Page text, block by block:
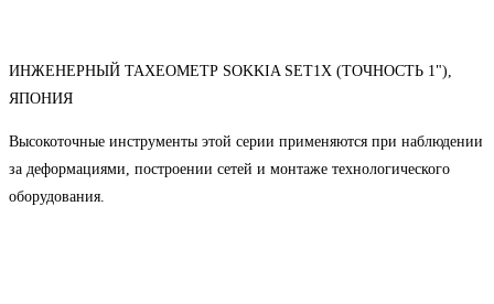
ИНЖЕНЕРНЫЙ ТАХЕОМЕТР SOKKIA SET1X (ТОЧНОСТЬ 1"),
ЯПОНИЯ
Высокоточные инструменты этой серии применяются при наблюдении
за деформациями, построении сетей и монтаже технологического
оборудования.